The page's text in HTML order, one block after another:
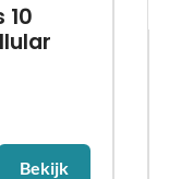
10
Bekijk